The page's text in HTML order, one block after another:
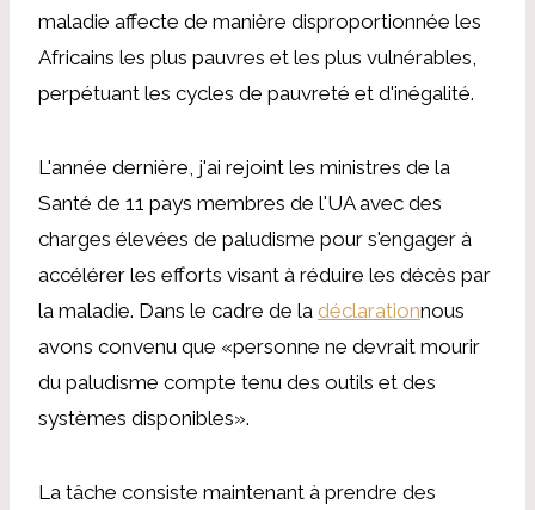
maladie affecte de manière disproportionnée les
Africains les plus pauvres et les plus vulnérables,
perpétuant les cycles de pauvreté et d'inégalité.
L'année dernière, j'ai rejoint les ministres de la
Santé de 11 pays membres de l'UA avec des
charges élevées de paludisme pour s'engager à
accélérer les efforts visant à réduire les décès par
la maladie. Dans le cadre de la déclarationnous
avons convenu que «personne ne devrait mourir
du paludisme compte tenu des outils et des
systèmes disponibles».
La tâche consiste maintenant à prendre des